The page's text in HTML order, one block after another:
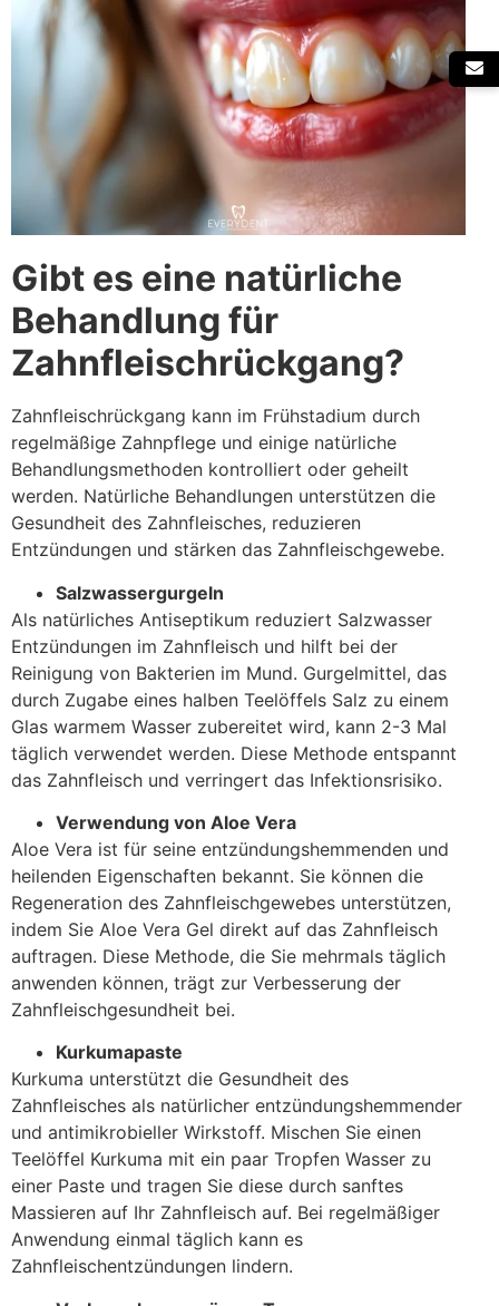
Gibt es eine natürliche
Behandlung für
Zahnfleischrückgang?
Zahnfleischrückgang kann im Frühstadium durch
regelmäßige Zahnpflege und einige natürliche
Behandlungsmethoden kontrolliert oder geheilt
werden. Natürliche Behandlungen unterstützen die
Gesundheit des Zahnfleisches, reduzieren
Entzündungen und stärken das Zahnfleischgewebe.
Salzwassergurgeln
Als natürliches Antiseptikum reduziert Salzwasser
Entzündungen im Zahnfleisch und hilft bei der
Reinigung von Bakterien im Mund. Gurgelmittel, das
durch Zugabe eines halben Teelöffels Salz zu einem
Glas warmem Wasser zubereitet wird, kann 2-3 Mal
täglich verwendet werden. Diese Methode entspannt
das Zahnfleisch und verringert das Infektionsrisiko.
Verwendung von Aloe Vera
Aloe Vera ist für seine entzündungshemmenden und
heilenden Eigenschaften bekannt. Sie können die
Regeneration des Zahnfleischgewebes unterstützen,
indem Sie Aloe Vera Gel direkt auf das Zahnfleisch
auftragen. Diese Methode, die Sie mehrmals täglich
anwenden können, trägt zur Verbesserung der
Zahnfleischgesundheit bei.
Kurkumapaste
Kurkuma unterstützt die Gesundheit des
Zahnfleisches als natürlicher entzündungshemmender
und antimikrobieller Wirkstoff. Mischen Sie einen
Teelöffel Kurkuma mit ein paar Tropfen Wasser zu
einer Paste und tragen Sie diese durch sanftes
Massieren auf Ihr Zahnfleisch auf. Bei regelmäßiger
Anwendung einmal täglich kann es
Zahnfleischentzündungen lindern.